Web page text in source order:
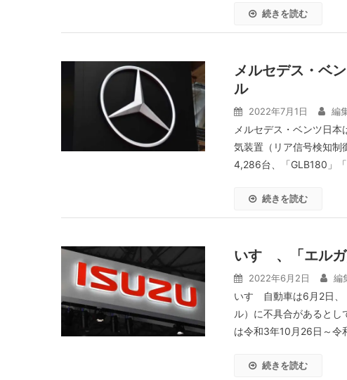
続きを読む
メルセデス・ベ
ル
2022年7月1日 編
メルセデス・ベンツ日
気装置（リア信号検知制
4,286台、「GLB180」
続きを読む
いすゞ、「エル
2022年6月2日 編
いすゞ自動車は6月2日
ル）に不具合があると
は令和3年10月26日～
続きを読む